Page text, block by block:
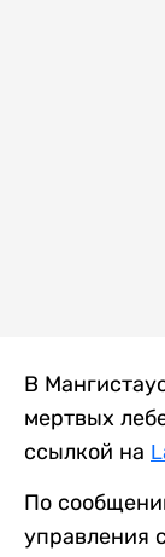
В
мертвых
ссылкой на
По
управления